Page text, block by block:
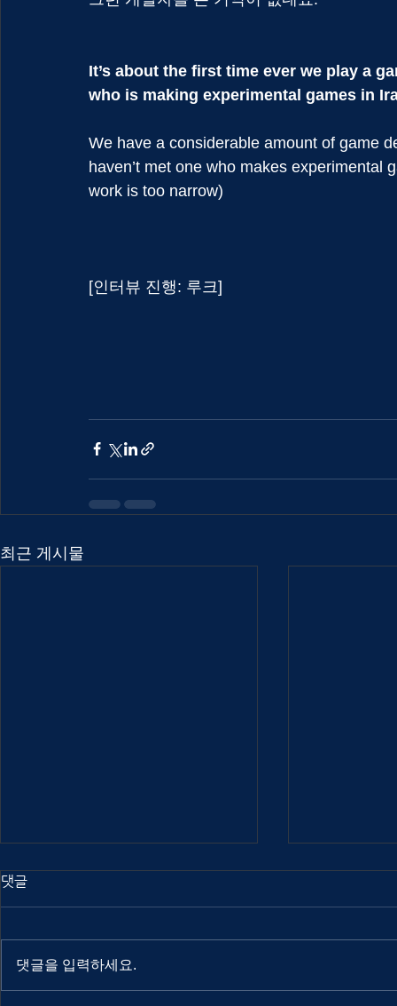
It’s about the first time ever we play a
who is making experimental games in
We have a considerable amount of game
haven’t met one who makes
work is too narrow)
[인터뷰 진행: 루크]
최근 게시물
댓글
댓글을 입력하세요.